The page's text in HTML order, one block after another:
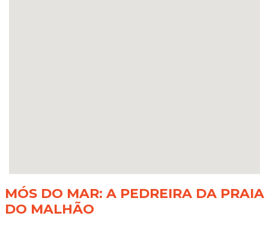
MÓS DO MAR: A PEDREIRA DA PRAIA
DO MALHÃO